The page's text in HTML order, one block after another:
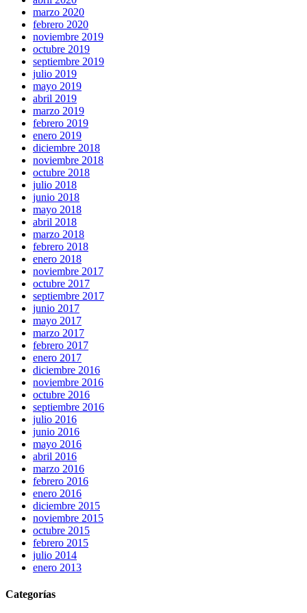
marzo 2020
febrero 2020
noviembre 2019
octubre 2019
septiembre 2019
julio 2019
mayo 2019
abril 2019
marzo 2019
febrero 2019
enero 2019
diciembre 2018
noviembre 2018
octubre 2018
julio 2018
junio 2018
mayo 2018
abril 2018
marzo 2018
febrero 2018
enero 2018
noviembre 2017
octubre 2017
septiembre 2017
junio 2017
mayo 2017
marzo 2017
febrero 2017
enero 2017
diciembre 2016
noviembre 2016
octubre 2016
septiembre 2016
julio 2016
junio 2016
mayo 2016
abril 2016
marzo 2016
febrero 2016
enero 2016
diciembre 2015
noviembre 2015
octubre 2015
febrero 2015
julio 2014
enero 2013
Categorías